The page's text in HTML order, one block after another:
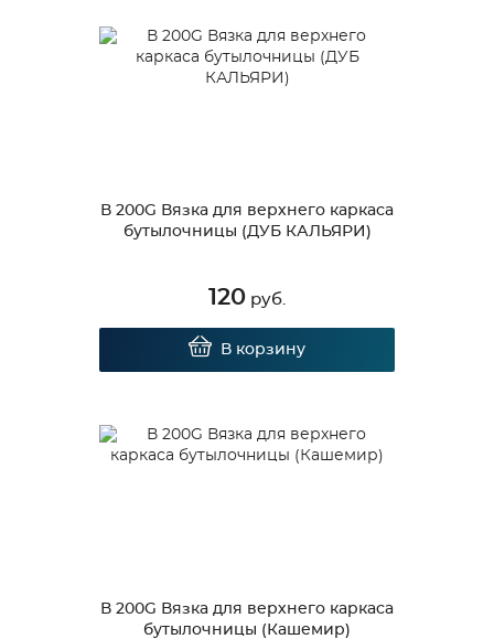
В 200G Вязка для верхнего каркаса
бутылочницы (ДУБ КАЛЬЯРИ)
120 руб.
В корзину
В 200G Вязка для верхнего каркаса
бутылочницы (Кашемир)